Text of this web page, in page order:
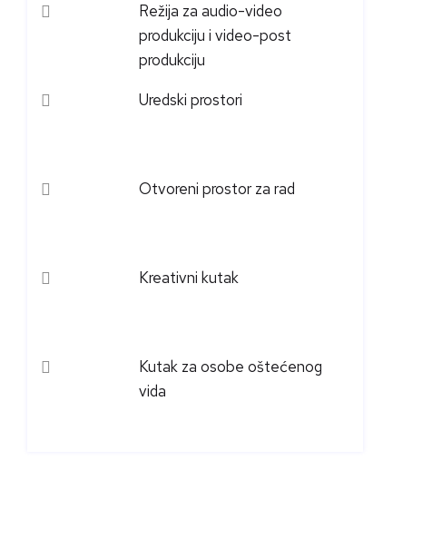
Režija za audio-video
produkciju i video-post
produkciju
Uredski prostori
Otvoreni prostor za rad
Kreativni kutak
Kutak za osobe oštećenog
vida